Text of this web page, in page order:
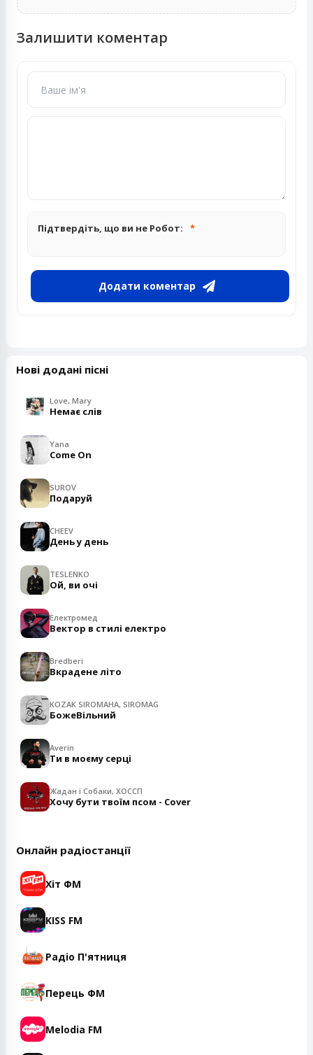
Залишити коментар
Підтвердіть, що ви не Робот:
Додати коментар
Нові додані пісні
Love, Mary
Немає слів
Yana
Come On
SUROV
Подаруй
CHEEV
День у день
TESLENKO
Ой, ви очі
Електромед
Вектор в стилі електро
Bredberi
Вкрадене літо
KOZAK SIROMAHA, SIROMAG
БожеВільний
Averin
Ти в моєму серці
Жадан і Собаки, ХОССП
Хочу бути твоїм псом - Cover
Онлайн радіостанції
Хіт ФМ
KISS FM
Радіо П'ятниця
Перець ФМ
Melodia FM